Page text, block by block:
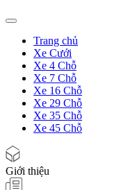
Trang chủ
Xe Cưới
Xe 4 Chỗ
Xe 7 Chỗ
Xe 16 Chỗ
Xe 29 Chỗ
Xe 35 Chỗ
Xe 45 Chỗ
Giới thiệu